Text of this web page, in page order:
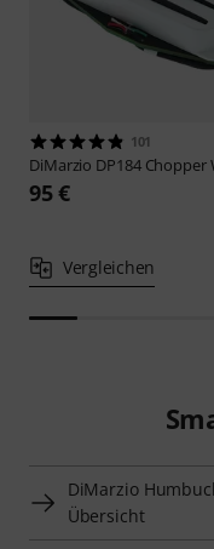
101
DiMarzio DP184 Chopper
95 €
Vergleichen
DiMarzio
Übersicht